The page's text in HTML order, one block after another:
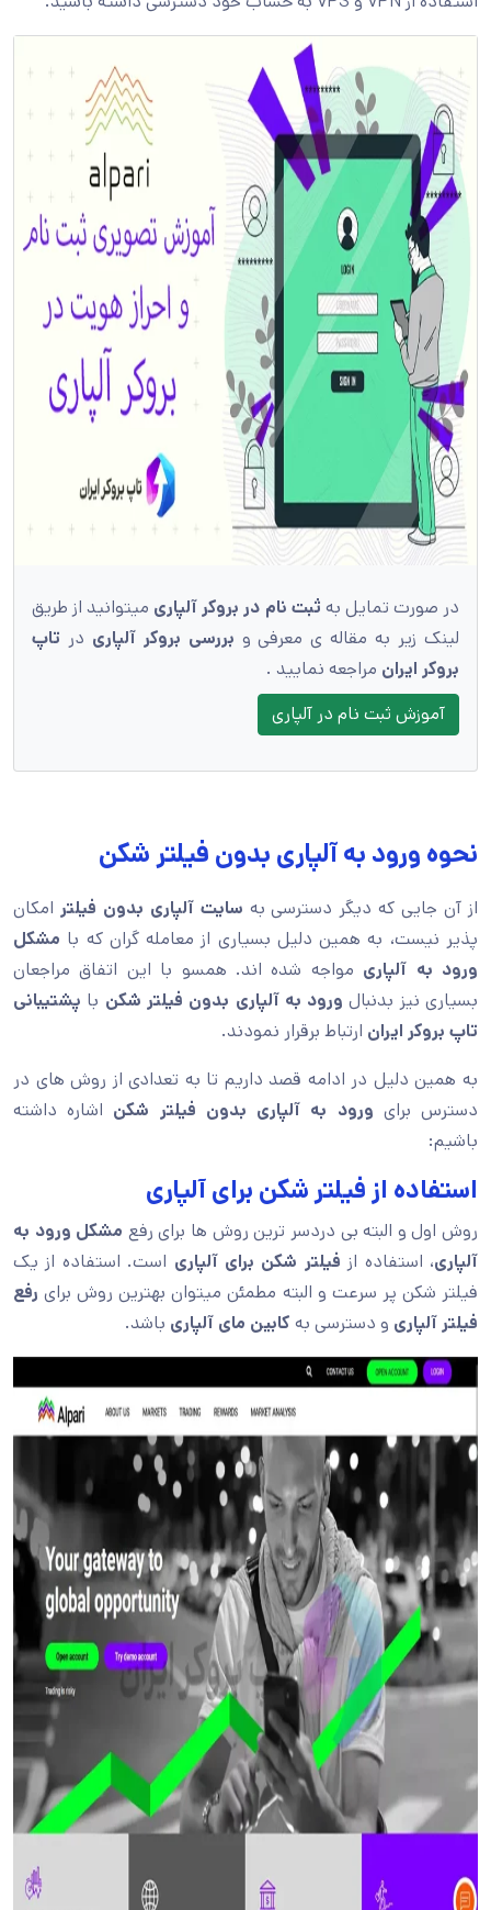
در صورت تمایل به ثبت نام در بروکر آلپاری میتوانید از طریق
لینک زیر به مقاله ی معرفی و بررسی بروکر آلپاری در تاپ
بروکر ایران مراجعه نمایید .
آموزش ثبت نام در آلپاری
نحوه ورود به آلپاری بدون فیلتر شکن
از آن جایی که دیگر دسترسی به سایت آلپاری بدون فیلتر امکان
پذیر نیست، به همین دلیل بسیاری از معامله گران که با مشکل
ورود به آلپاری مواجه شده اند. همسو با این اتفاق مراجعان
بسیاری نیز بدنبال ورود به آلپاری بدون فیلتر شکن با پشتیبانی
تاپ بروکر ایران ارتباط برقرار نمودند.
به همین دلیل در ادامه قصد داریم تا به تعدادی از روش های در
دسترس برای ورود به آلپاری بدون فیلتر شکن اشاره داشته
باشیم:
استفاده از فیلتر شکن برای آلپاری
روش اول و البته بی دردسر ترین روش ها برای رفع مشکل ورود به
آلپاری، استفاده از فیلتر شکن برای آلپاری است. استفاده از یک
فیلتر شکن پر سرعت و البته مطمئن میتوان بهترین روش برایرفع
فیلتر آلپاری و دسترسی به کابین مای آلپاری باشد.